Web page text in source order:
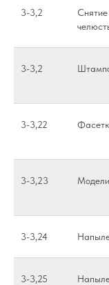
3-3,2
3-3,2
3-3,22
3-3,23
3-3,24
3-3,25